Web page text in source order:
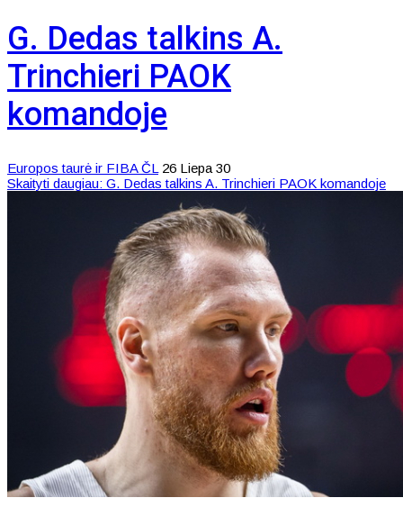
G. Dedas talkins A.
Trinchieri PAOK
komandoje
Europos taurė ir FIBA ČL 26 Liepa 30
Skaityti daugiau: G. Dedas talkins A. Trinchieri PAOK komandoje